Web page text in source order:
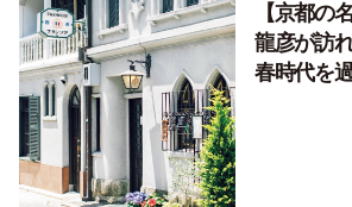
【京都の
龍彦が訪
春時代を